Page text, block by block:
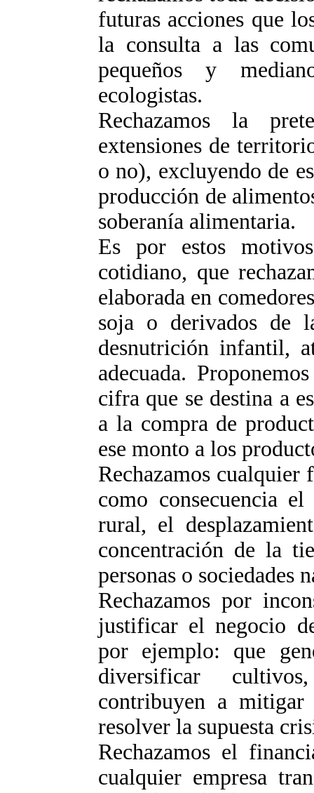
futuras acciones que
la consulta a las
pequeños y
ecologistas.
Rechazamos la
extensiones de
o no), excluyendo de
producción de
soberanía alimentaria.
Es por estos
cotidiano, que
elaborada en
soja o derivados de
desnutrición infantil,
adecuada.
cifra que se destina a
a la compra de
ese monto a los
Rechazamos cualquier
como consecuencia
rural, el
concentración de la
personas o sociedades
Rechazamos por
justificar el negocio
por ejemplo: que
diversificar
contribuyen a
resolver la supuesta
Rechazamos el
cualquier empresa